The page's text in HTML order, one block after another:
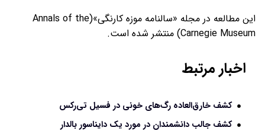
این مطالعه در مجله‌ «سالنامه‌ موزه‌ کارنگی»(Annals of the
Carnegie Museum) منتشر شده است.
اخبار مرتبط
کشف خارق‌العاده رگ‌های خونی در فسیل تی‌رکس
کشف جالب دانشمندان در مورد یک دایناسور بالدار